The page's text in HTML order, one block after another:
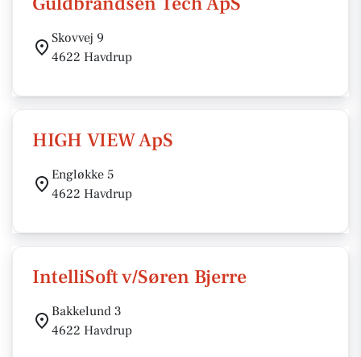
Skovvej 9
4622 Havdrup
HIGH VIEW ApS
Engløkke 5
4622 Havdrup
IntelliSoft v/Søren Bjerre
Bakkelund 3
4622 Havdrup